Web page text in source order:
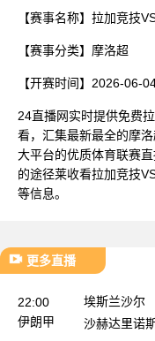
【赛事名称】 拉加竞技
【赛事分类】 摩洛超
【开赛时间】 2026-06-
24直播网实时提供免费
看，汇集最新最全的摩
大平台的优质体育联赛
的途径莱收看拉加竞技
等信息。
更多直播
22:00
伊朗甲
埃斯兰沙尔
沙赫达里诺